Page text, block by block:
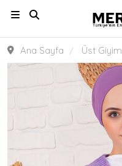
Ana Sayfa Üst Giyim